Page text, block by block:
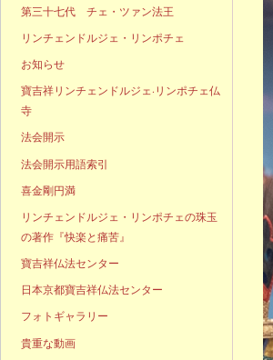
第三十七代 チェ・ツァン法王
リンチェンドルジェ・リンポチェ
お知らせ
寶吉祥リンチェンドルジェ·リンポチェ仏
寺
法会開示
法会開示用語索引
喜金剛円満
リンチェンドルジェ・リンポチェの珠玉
の著作『快楽と痛苦』
寶吉祥仏法センター
日本京都寶吉祥仏法センター
フォトギャラリー
貴重な動画